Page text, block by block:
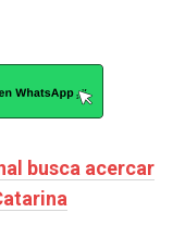
busca acercar